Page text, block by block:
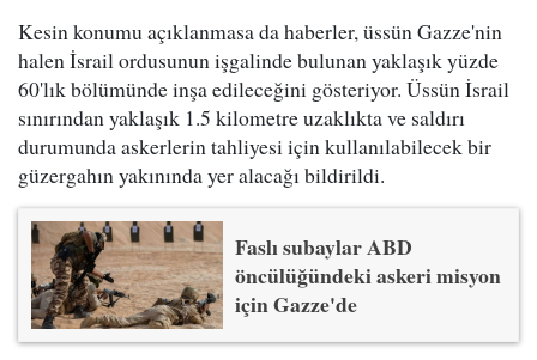
Kesin konumu açıklanmasa da haberler, üssün Gazze'nin
halen İsrail ordusunun işgalinde bulunan yaklaşık yüzde
60'lık bölümünde inşa edileceğini gösteriyor. Üssün İsrail
sınırından yaklaşık 1.5 kilometre uzaklıkta ve saldırı
durumunda askerlerin tahliyesi için kullanılabilecek bir
güzergahın yakınında yer alacağı bildirildi.
Faslı subaylar ABD
öncülüğündeki askeri misyon
için Gazze'de